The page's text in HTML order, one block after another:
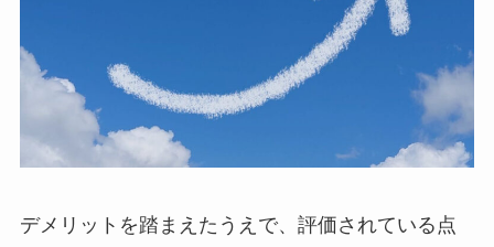
デメリットを踏まえたうえで、評価されている点